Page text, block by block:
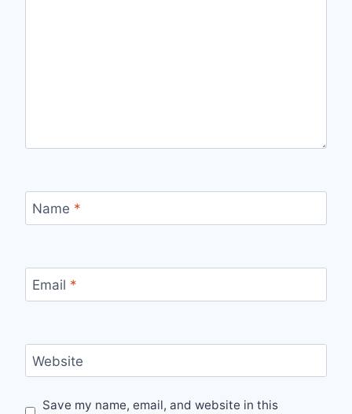
Name *
Email *
Website
Save my name, email, and website in this